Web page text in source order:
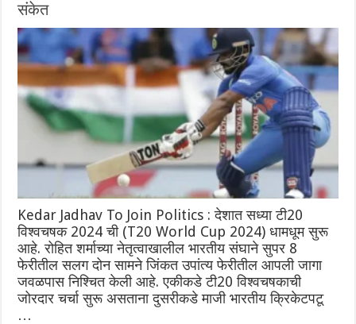
संकेत
Kedar Jadhav To Join Politics : देशात सध्या टी20
विश्वचषक 2024 ची (T20 World Cup 2024) धामधूम सुरू
आहे. रोहित शर्माच्या नेतृत्वाखालील भारतीय संघाने सुपर 8
फेरीतील सलग दोन सामने जिंकत उपांत्य फेरीतील आपली जागा
जवळपास निश्चित केली आहे. एकीकडे टी20 विश्वचषकाची
जोरदार चर्चा सुरू असताना दुसरीकडे माजी भारतीय क्रिकेटपटू
…